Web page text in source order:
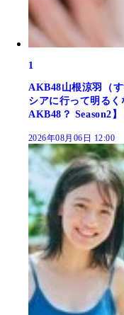
1
AKB48山根涼羽（
シアに行って明る
AKB48？ Season2】
2026年08月06日 12:00